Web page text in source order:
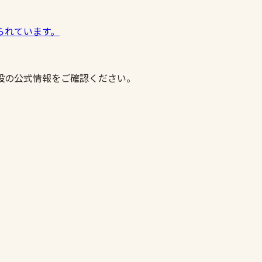
ています。
公式情報をご確認ください。